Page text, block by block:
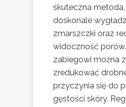
skuteczna
doskonale
zmarszczki oraz
widoczność
zabiegowi można
zredukować
przyczynia się do
gęstości skóry.